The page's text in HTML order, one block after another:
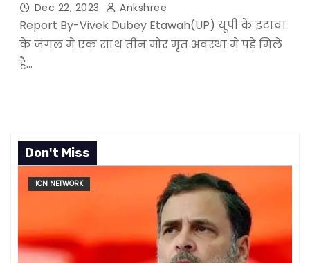
Dec 22, 2023 Ankshree
Report By-Vivek Dubey Etawah(UP) यूपी के इटावा
के जंगल मे एक साथ तीन मोर मृत अवस्था मे पड़े मिले
है…
Don't Miss
ICN NETWORK